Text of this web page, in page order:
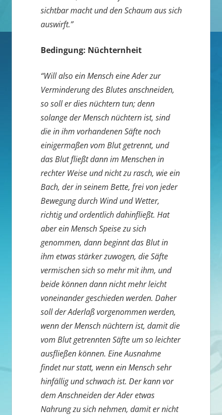
sichtbar macht und den Schaum aus sich
auswirft.”
Bedingung: Nüchternheit
“Will also ein Mensch eine Ader zur
Verminderung des Blutes anschneiden,
so soll er dies nüchtern tun; denn
solange der Mensch nüchtern ist, sind
die in ihm vorhandenen Säfte noch
einigermaßen vom Blut getrennt, und
das Blut fließt dann im Menschen in
rechter Weise und nicht zu rasch, wie ein
Bach, der in seinem Bette, frei von jeder
Bewegung durch Wind und Wetter,
richtig und ordentlich dahinfließt. Hat
aber ein Mensch Speise zu sich
genommen, dann beginnt das Blut in
ihm etwas stärker zuwogen, die Säfte
vermischen sich so mehr mit ihm, und
beide können dann nicht mehr leicht
voneinander geschieden werden. Daher
soll der Aderlaß vorgenommen werden,
wenn der Mensch nüchtern ist, damit die
vom Blut getrennten Säfte um so leichter
ausfließen können. Eine Ausnahme
findet nur statt, wenn ein Mensch sehr
hinfällig und schwach ist. Der kann vor
dem Anschneiden der Ader etwas
Nahrung zu sich nehmen, damit er nicht